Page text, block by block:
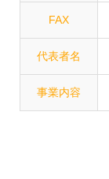
FAX
代表者名
事業内容